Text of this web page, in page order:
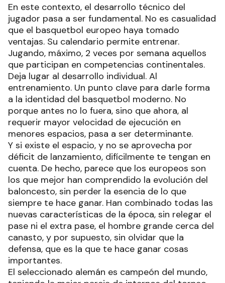
En este contexto, el desarrollo técnico del
jugador pasa a ser fundamental. No es casualidad
que el basquetbol europeo haya tomado
ventajas. Su calendario permite entrenar.
Jugando, máximo, 2 veces por semana aquellos
que participan en competencias continentales.
Deja lugar al desarrollo individual. Al
entrenamiento. Un punto clave para darle forma
a la identidad del basquetbol moderno. No
porque antes no lo fuera, sino que ahora, al
requerir mayor velocidad de ejecución en
menores espacios, pasa a ser determinante.
Y si existe el espacio, y no se aprovecha por
déficit de lanzamiento, difícilmente te tengan en
cuenta. De hecho, parece que los europeos son
los que mejor han comprendido la evolución del
baloncesto, sin perder la esencia de lo que
siempre te hace ganar. Han combinado todas las
nuevas características de la época, sin relegar el
pase ni el extra pase, el hombre grande cerca del
canasto, y por supuesto, sin olvidar que la
defensa, que es la que te hace ganar cosas
importantes.
El seleccionado alemán es campeón del mundo,